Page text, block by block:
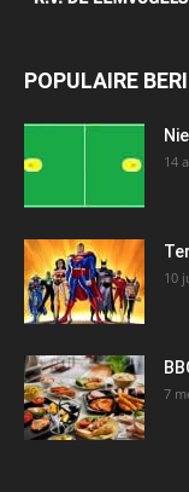
POPULAIRE
14
10
7